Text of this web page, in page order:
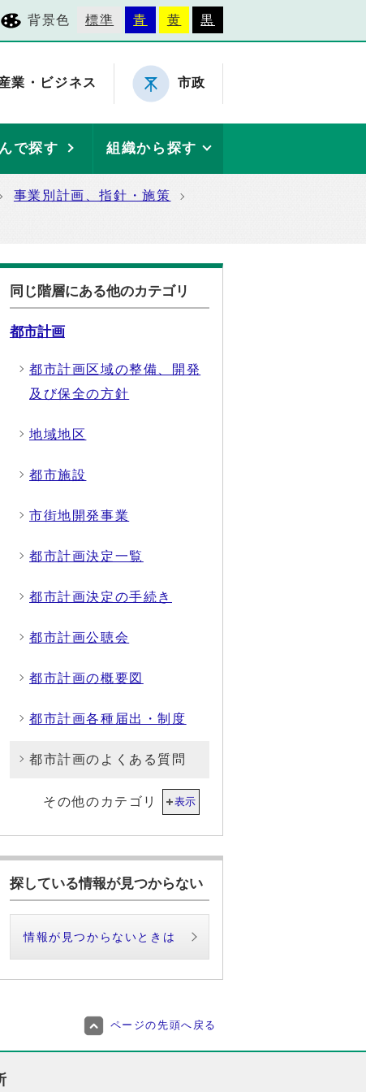
背景色 標準 青 黄 黒
業・ビジネス 市政
で探す 組織から探す
事業別計画、指針・施策
同じ階層にある他のカテゴリ
都市計画
都市計画区域の整備、開発
及び保全の方針
地域地区
都市施設
市街地開発事業
都市計画決定一覧
都市計画決定の手続き
都市計画公聴会
都市計画の概要図
都市計画各種届出・制度
都市計画のよくある質問
その他のカテゴリ 表示
探している情報が見つからない
情報が見つからないときは
ページの先頭へ戻る